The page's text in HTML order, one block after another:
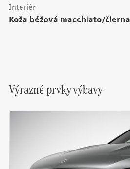
Koža béžová macchiato/čierna
Interiér
Výrazné prvky výbavy